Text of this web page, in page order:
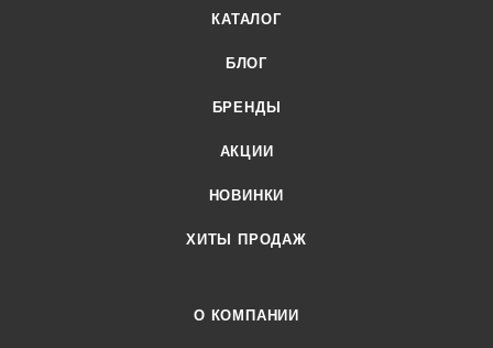
КАТАЛОГ
БЛОГ
БРЕНДЫ
АКЦИИ
НОВИНКИ
ХИТЫ ПРОДАЖ
О КОМПАНИИ